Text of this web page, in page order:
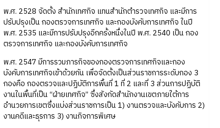
พ.ศ. 2528 จัดตั้ง สำนักเทศกิจ แทนสำนักตำรวจเทศกิจ และมีการ
ปรับปรุงเป็น กองตรวจการเทศกิจ และกองบังคับการเทศกิจ ในปี
พ.ศ. 2535 และมีการปรับปรุงอีกครั้งหนึ่งในปี พ.ศ. 2540 เป็น กอง
ตรวจการเทศกิจ และกองบังคับการเทศกิจ
พ.ศ. 2547 มีการรวมภารกิจของกองตรวจการเทศกิจและกอง
บังคับการเทศกิจเข้าด้วยกัน เพื่อจัดตั้งเป็นส่วนราชการระดับกอง 3
กองคือ กองตรวจและปฏิบัติการพื้นที่ 1 ที่ 2 และที่ 3 ส่วนการปฏิบัติ
งานในพื้นที่เป็น “ฝ่ายเทศกิจ” ซึ่งสังกัดสำนักงานเขตภายใต้การ
อำนวยการเขตซึ่งแบ่งส่วนราชการเป็น 1) งานตรวจและบังคับการ 2)
งานคดีและธุรการ 3) งานกิจการพิเศษ